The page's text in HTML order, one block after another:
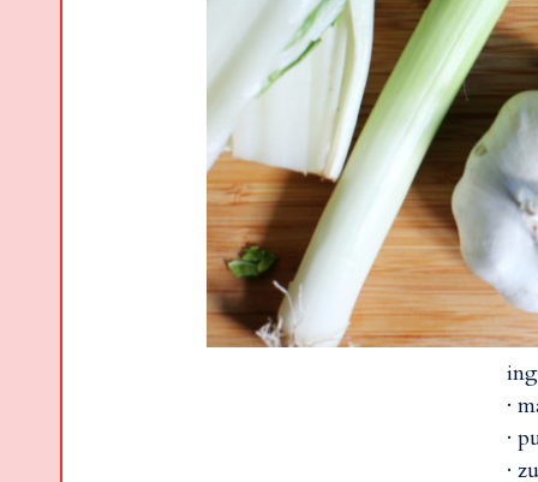
·
·
·